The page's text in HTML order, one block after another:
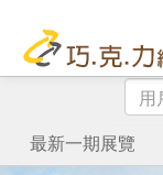
用
戶
號
碼
最新一期展覽